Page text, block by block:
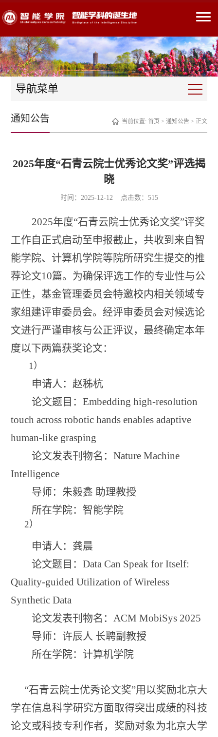
导航菜单
当前位置: 首页 > 通知公告> 正文
通知公告
2025年度“石青云院士优秀论文奖”评选揭
晓
时间：2025-12-12 点击数： 515
2025年度“石青云院士优秀论文奖”评奖
工作自正式启动至申报截止，共收到来自智
能学院、计算机学院等院所研究生提交的推
荐论文10篇。为确保评选工作的专业性与公
正性，基金管理委员会特邀校内相关领域专
家组建评审委员会。经评审委员会对候选论
文进行严谨审核与公正评议，最终确定本年
度以下两篇获奖论文：
1 ）
申请人：赵秭杭
论文题目：Embedding high-resolution
touch across robotic hands enables adaptive
human-like grasping
论文发表刊物名：Nature Machine
Intelligence
导师：朱毅鑫 助理教授
所在学院：智能学院
2）
申请人：龚晨
论文题目：Data Can Speak for Itself:
Quality-guided Utilization of Wireless
Synthetic Data
论文发表刊物名： ACM MobiSys 2025
导师：许辰人 长聘副教授
所在学院：计算机学院
“石青云院士优秀论文奖”用以奖励北京大
学在信息科学研究方面取得突出成绩的科技
论文或科技专利作者，奖励对象为北京大学